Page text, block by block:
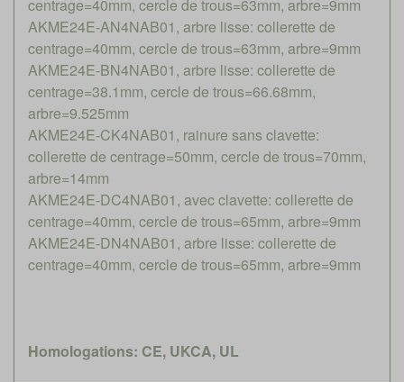
centrage=40mm, cercle de trous=63mm, arbre=9mm
AKME24E-AN4NAB01, arbre lisse: collerette de
centrage=40mm, cercle de trous=63mm, arbre=9mm
AKME24E-BN4NAB01, arbre lisse: collerette de
centrage=38.1mm, cercle de trous=66.68mm,
arbre=9.525mm
AKME24E-CK4NAB01, rainure sans clavette:
collerette de centrage=50mm, cercle de trous=70mm,
arbre=14mm
AKME24E-DC4NAB01, avec clavette: collerette de
centrage=40mm, cercle de trous=65mm, arbre=9mm
AKME24E-DN4NAB01, arbre lisse: collerette de
centrage=40mm, cercle de trous=65mm, arbre=9mm
Homologations: CE, UKCA, UL